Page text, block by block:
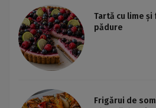
Tartă cu lime
pădure
Frigărui de